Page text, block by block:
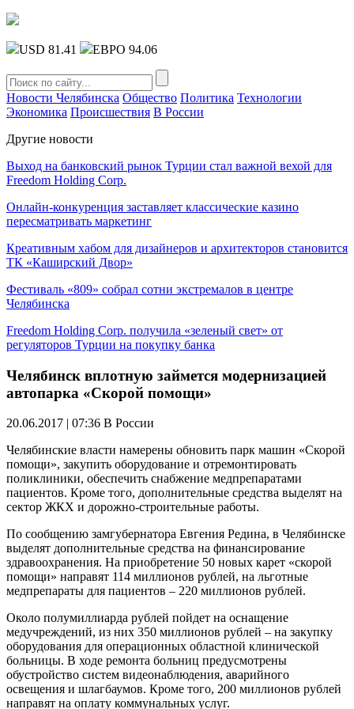
USD 81.41 ЕВРО 94.06
Новости Челябинска Общество Политика Технологии
Экономика Происшествия В России
Другие новости
Выход на банковский рынок Турции стал важной вехой для
Freedom Holding Corp.
Онлайн-конкуренция заставляет классические казино
пересматривать маркетинг
Креативным хабом для дизайнеров и архитекторов становится
ТК «Каширский Двор»
Фестиваль «809» собрал сотни экстремалов в центре
Челябинска
Freedom Holding Corp. получила «зеленый свет» от
регуляторов Турции на покупку банка
Челябинск вплотную займется модернизацией
автопарка «Скорой помощи»
20.06.2017 | 07:36 В России
Челябинские власти намерены обновить парк машин «Скорой
помощи», закупить оборудование и отремонтировать
поликлиники, обеспечить снабжение медпрепаратами
пациентов. Кроме того, дополнительные средства выделят на
сектор ЖКХ и дорожно-строительные работы.
По сообщению замгубернатора Евгения Редина, в Челябинске
выделят дополнительные средства на финансирование
здравоохранения. На приобретение 50 новых карет «скорой
помощи» направят 114 миллионов рублей, на льготные
медпрепараты для пациентов – 220 миллионов рублей.
Около полумиллиарда рублей пойдет на оснащение
медучреждений, из них 350 миллионов рублей – на закупку
оборудования для операционных областной клинической
больницы. В ходе ремонта больниц предусмотрены
обустройство систем видеонаблюдения, аварийного
освещения и шлагбаумов. Кроме того, 200 миллионов рублей
направят на оплату коммунальных услуг.